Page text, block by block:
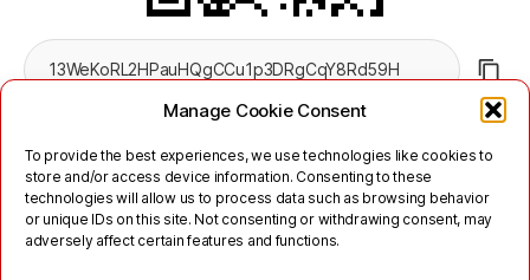
Manage Cookie Consent
To provide the best experiences, we use technologies like cookies to
store and/or access device information. Consenting to these
technologies will allow us to process data such as browsing behavior
or unique IDs on this site. Not consenting or withdrawing consent, may
adversely affect certain features and functions.